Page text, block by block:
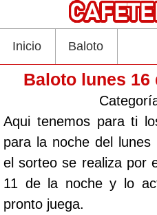
Inicio Baloto
Baloto lunes 16
Aqui tenemos para ti
para la noche del
el sorteo se realiza por
11 de la noche y lo
pronto juega.